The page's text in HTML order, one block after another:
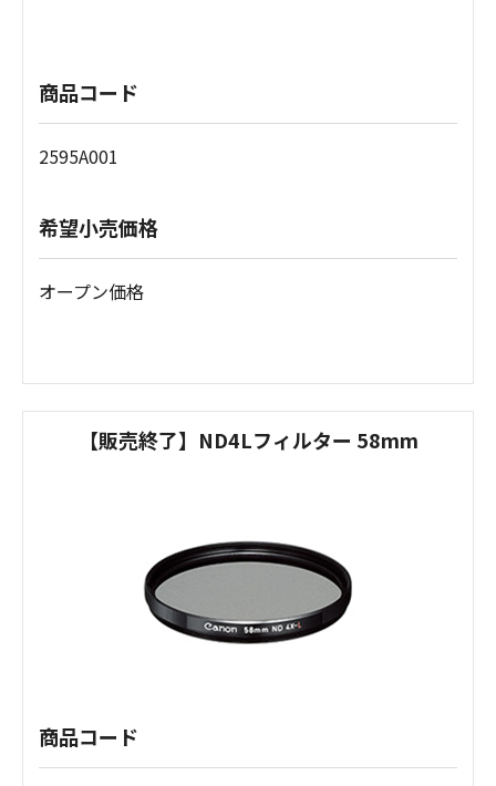
商品コード
2595A001
希望小売価格
オープン価格
【販売終了】ND4Lフィルター 58mm
商品コード